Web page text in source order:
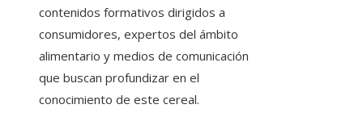
contenidos formativos dirigidos a
consumidores, expertos del ámbito
alimentario y medios de comunicación
que buscan profundizar en el
conocimiento de este cereal.